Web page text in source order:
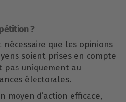
?
que les opinions
soient prises en compte
pas uniquement au
électorales.
moyen d’action efficace,